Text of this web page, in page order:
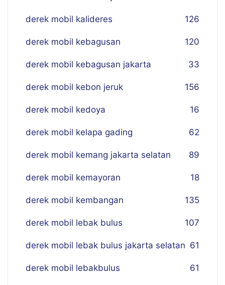
derek mobil kalideres 126
derek mobil kebagusan 120
derek mobil kebagusan jakarta 33
derek mobil kebon jeruk 156
derek mobil kedoya 16
derek mobil kelapa gading 62
derek mobil kemang jakarta selatan 89
derek mobil kemayoran 18
derek mobil kembangan 135
derek mobil lebak bulus 107
derek mobil lebak bulus jakarta selatan 61
derek mobil lebakbulus 61